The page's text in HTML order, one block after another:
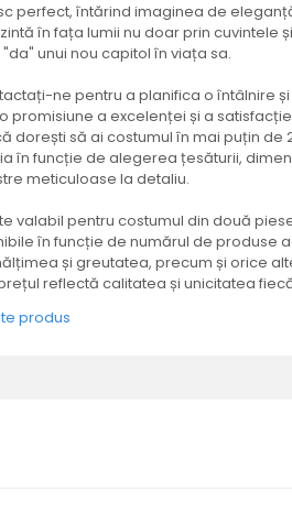
perfect, întărind imaginea de
în fața lumii nu doar prin cuvintele
unui nou capitol în viața sa.
ne pentru a planifica o întâlnire
promisiune a excelenței și a
dorești să ai costumul în mai puțin
în funcție de alegerea țesăturii,
meticuloase la detaliu.
valabil pentru costumul din două
în funcție de numărul de produse
și greutatea, precum și orice
reflectă calitatea și unicitatea
produs